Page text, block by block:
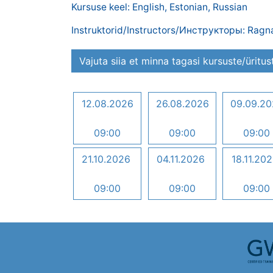
Kursuse keel: English, Estonian, Russian
Instruktorid/Instructors/Инструкторы:
Vajuta siia et minna tagasi kursuste/
12.08.2026
09:00
26.08.2026
09:00 09:00
21.10.2026
09:00
04.11.2026
09:00 09:00